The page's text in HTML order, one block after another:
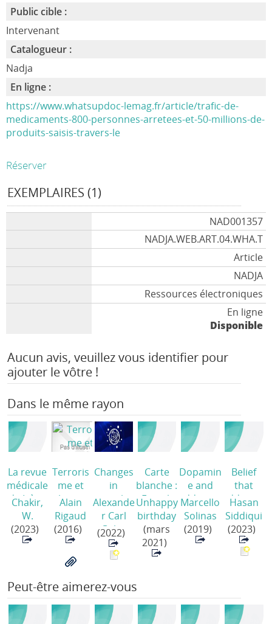
Public cible :
Intervenant
Catalogueur :
Nadja
En ligne :
https://www.whatsupdoc-lemag.fr/article/trafic-de-
medicaments-800-personnes-arretees-et-50-millions-de-
produits-saisis-travers-le
Réserver
EXEMPLAIRES (1)
NAD001357
NADJA.WEB.ART.04.WHA.T
Article
NADJA
Ressources électroniques
En ligne
Disponible
Aucun avis, veuillez vous identifier pour
ajouter le vôtre !
Dans le même rayon
La revue
médicale
de Liège
/
Chakir,
W.
(2023)
Terroris
me et
tabagism
e dans
les
lycées.
éléments
du débat
/
Alain
Rigaud
(2016)
Changes
in
cannabis
policy
and
prevalen
ce of
cannabis
use
among
Alexande
r Carl
Gabri
(2022)
Carte
blanche :
Faut-il-
interdire
l'alpinis
me ?/
Unhappy
birthday
(mars
2021)
Dopamin
e and
addiction
: what
have we
learned
Marcello
Solinas
(2019)
Belief
that
addiction
is a
discrete
category
is a
stigma
than the
Hasan
Siddiqui
(2023)
Peut-être aimerez-vous